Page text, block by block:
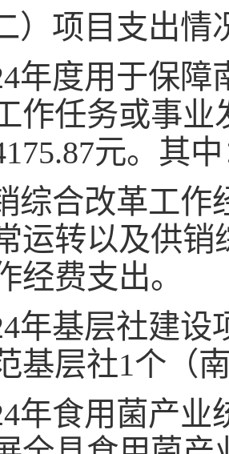
）项目支出情
年度用于保
作任务或事业
元。其
综合改革工作
运转以及供销
经费支出。
年基层社建设
基层社1个（
年食用菌产业